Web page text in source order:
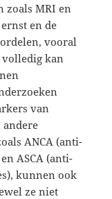
zoals MRI en
en de
vooral
kan
van
ANCA (anti-
ASCA (anti-
kunnen ook
ze niet